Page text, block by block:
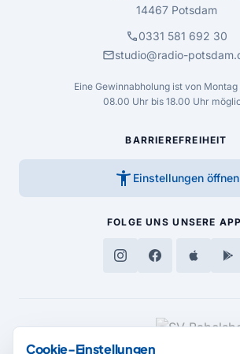
14467 Potsdam
call0331 581 692 30
mailstudio@radio-
Eine Gewinnabholung ist von Montag
08.00 Uhr bis 18.00 Uhr
BARRIEREFREIHEIT
accessibility_new Einstellungen öffnen
FOLGE UNS UNSERE
MEDIENPARTNER
Cookie-Einstellungen